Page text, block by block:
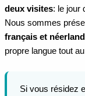
deux visites: le jour
Nous sommes
français et
propre langue tout
Si vous résidez